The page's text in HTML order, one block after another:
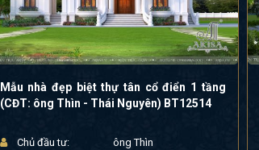
Mẫu nhà đẹp biệt thự tân cổ điển 1 tầng
(CĐT: ông Thìn - Thái Nguyên) BT12514
Chủ đầu tư:
ông Thìn